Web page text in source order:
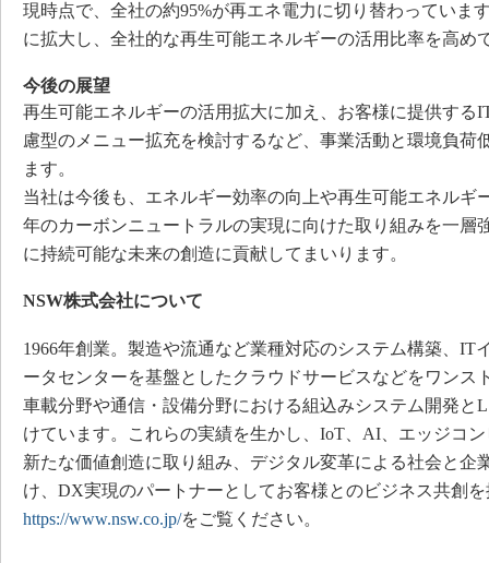
現時点で、全社の約95%が再エネ電力に切り替わっていま
に拡大し、全社的な再生可能エネルギーの活用比率を高め
今後の展望
再生可能エネルギーの活用拡大に加え、お客様に提供する
慮型のメニュー拡充を検討するなど、事業活動と環境負荷
ます。
当社は今後も、エネルギー効率の向上や再生可能エネルギ
年のカーボンニュートラルの実現に向けた取り組みを一層
に持続可能な未来の創造に貢献してまいります。
NSW株式会社について
1966年創業。製造や流通など業種対応のシステム構築、IT
ータセンターを基盤としたクラウドサービスなどをワンス
車載分野や通信・設備分野における組込みシステム開発と
けています。これらの実績を生かし、IoT、AI、エッジコ
新たな価値創造に取り組み、デジタル変革による社会と企
け、DX実現のパートナーとしてお客様とのビジネス共創
https://www.nsw.co.jp/をご覧ください。